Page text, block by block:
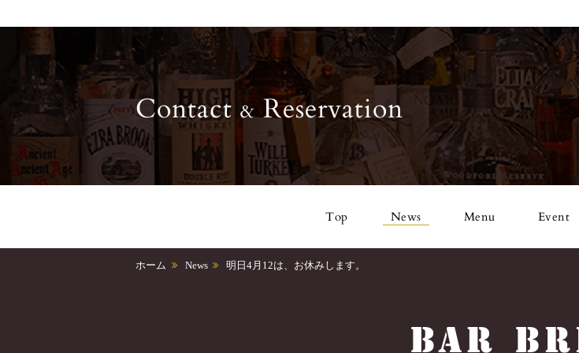
Contact&Reservation
Top News Menu Event
ホーム News 明日4月12は、お休みします。